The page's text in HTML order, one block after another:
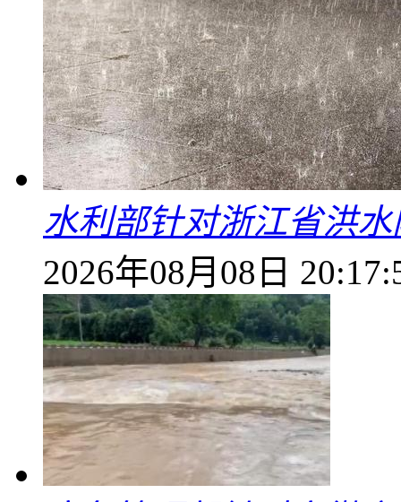
水利部针对浙江省洪
2026年08月08日